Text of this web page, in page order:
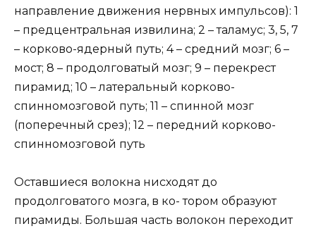
направление движения нервных импульсов): 1
– предцентральная извилина; 2 – таламус; 3, 5, 7
– корково-ядерный путь; 4 – средний мозг; 6 –
мост; 8 – продолговатый мозг; 9 – перекрест
пирамид; 10 – латеральный корково-
спинномозговой путь; 11 – спинной мозг
(поперечный срез); 12 – передний корково-
спинномозговой путь
Оставшиеся волокна нисходят до
продолговатого мозга, в ко- тором образуют
пирамиды. Большая часть волокон переходит